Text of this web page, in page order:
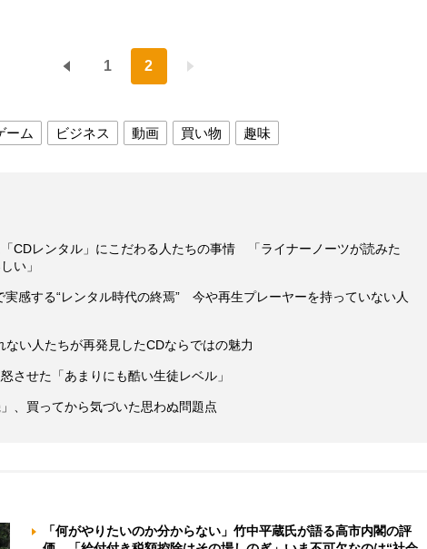
1 2
ーム ビジネス 動画 買い物 趣味
CDレンタル」にこだわる人たちの事情 「ライナーノーツが読みた
い」
実感する“レンタル時代の終焉” 今や再生プレーヤーを持っていない人
ない人たちが再発見したCDならではの魅力
させた「あまりにも酷い生徒レベル」
、買ってから気づいた思わぬ問題点
「何がやりたいのか分からない」竹中平蔵氏が語る高市内閣の評